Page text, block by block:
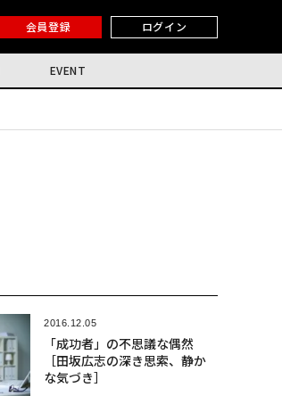
会員登録 ログイン
EVENT
2016.12.05
「成功者」の不思議な偶然
［田坂広志の深き思索、静か
な気づき］